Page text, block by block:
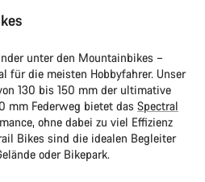
unter den Mountainbikes –
für die meisten Hobbyfahrer. Unser
130 bis 150 mm der ultimative
mm Federweg bietet das Spectral
ohne dabei zu viel Effizienz
Bikes sind die idealen Begleiter
oder Bikepark.